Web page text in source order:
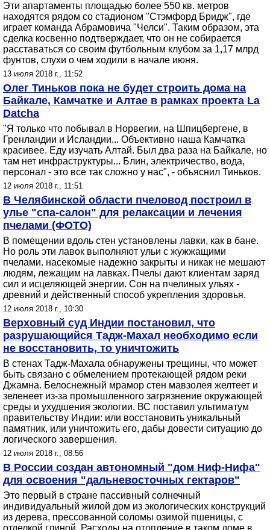
Эти апартаменты площадью более 550 кв. метров
находятся рядом со стадионом "Стэмфорд Бридж", где
играет команда Абрамовича "Челси". Таким образом, эта
сделка косвенно подтверждает, что он не собирается
расставаться со своим футбольным клубом за 1,17 млрд
фунтов, слухи о чем ходили в начале июня.
13 июля 2018 г., 11:52
Олег Тиньков пока не будет строить дома на
Байкале, Камчатке и Алтае в рамках проекта La
Datcha
"Я только что побывал в Норвегии, на Шпицбергене, в
Гренландии и Исландии... Объективно наша Камчатка
красивее. Еду изучать Алтай. Был два раза на Байкале, но
там нет инфраструктуры... Блин, электричество, вода,
персонал - это все так сложно у нас", - объяснил Тиньков.
12 июля 2018 г., 11:51
В Челябинской области пчеловод построил в
улье "спа-салон" для релаксации и лечения
пчелами (ФОТО)
В помещении вдоль стен установлены лавки, как в бане.
Но роль эти лавок выполняют ульи с жужжащими
пчелами. насекомые надежно закрыты и никак не мешают
людям, лежащим на лавках. Пчелы дают клиентам заряд
сил и исцеляющей энергии. Сон на пчелиных ульях -
древний и действенный способ укрепления здоровья.
12 июля 2018 г., 10:30
Верховный суд Индии постановил, что
разрушающийся Тадж-Махал необходимо если
не восстановить, то уничтожить
В стенах Тадж-Махала обнаружены трещины, что может
быть связано с обмелением протекающей рядом реки
Джамна. Белоснежный мрамор стен мавзолея желтеет и
зеленеет из-за промышленного загрязнение окружающей
среды и ухудшения экологии. ВС поставил ультиматум
правительству Индии: или восстановить уникальный
памятник, или уничтожить его, дабы довести ситуацию до
логического завершения.
12 июля 2018 г., 08:56
В России создан автономный "дом Ниф-Нифа"
для освоения "дальневосточных гектаров"
Это первый в стране пассивный солнечный
индивидуальный жилой дом из экологических конструкций
из дерева, прессованной соломы озимой пшеницы, с
отделкой глиной. Расходы на отопление в таком доме в